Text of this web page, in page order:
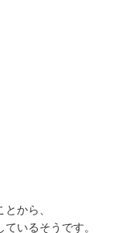
から、
いるそうです。